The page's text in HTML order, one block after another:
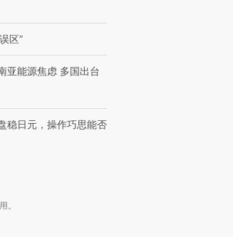
区”
亚能源焦虑 多国出台
稳日元，操作巧思能否
。